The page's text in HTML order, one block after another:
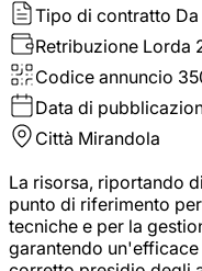
Tipo di contratto
Retribuzione Lorda
Codice annuncio
Data di
Città Mirandola
La risorsa, riportando
punto di riferimento
tecniche e per la
garantendo